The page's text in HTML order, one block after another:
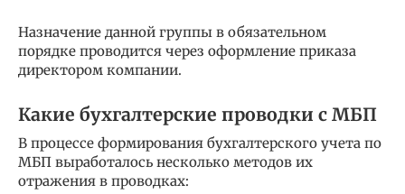
Назначение данной группы в обязательном
порядке проводится через оформление приказа
директором компании.
Какие бухгалтерские проводки с МБП
В процессе формирования бухгалтерского учета по
МБП выработалось несколько методов их
отражения в проводках: